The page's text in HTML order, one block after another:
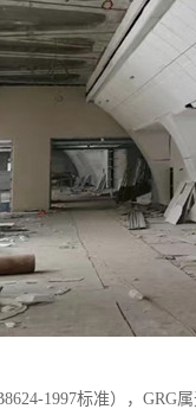
1997标准），